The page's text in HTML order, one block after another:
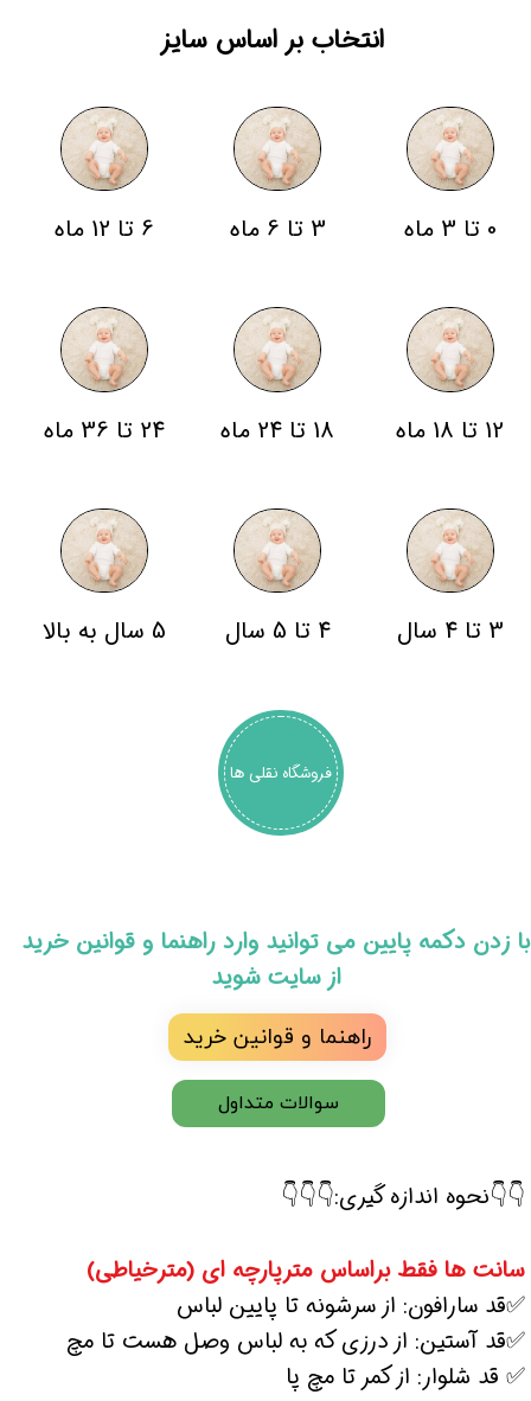
0 تا 3 ماه 3 تا 6 ماه 6 تا 12 ماه
12 تا 18 ماه 18 تا 24 ماه 24 تا 36 ماه
3 تا 4 سال 4 تا 5 سال 5 سال به بالا
انتخاب بر اساس سایز
فروشگاه نقلی ها
​​با زدن دکمه پایین می توانید وارد راهنما و قوانین خرید
از سایت شوید
راهنما و قوانین خرید
👇👇نحوه اندازه گیری:👇👇👇
سانت ها فقط براساس مترپارچه ای (مترخیاطی)
✅قد سارافون: از سرشونه تا پایین لباس
✅قد آستین: از درزی که به لباس وصل هست تا مچ
✅ قد شلوار: از کمر تا مچ پا
سوالات متداول